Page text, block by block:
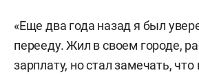
«Еще два года назад я был
перееду. Жил в своем городе,
зарплату, но стал замечать,